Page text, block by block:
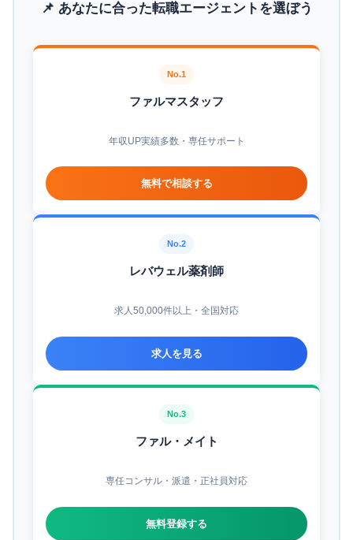
📌 あなたに合った転職エージェントを選ぼう
No.1
ファルマスタッフ
年収UP実績多数・専任サポート
無料で相談する
No.2
レバウェル薬剤師
求人50,000件以上・全国対応
求人を見る
No.3
ファル・メイト
専任コンサル・派遣・正社員対応
無料登録する